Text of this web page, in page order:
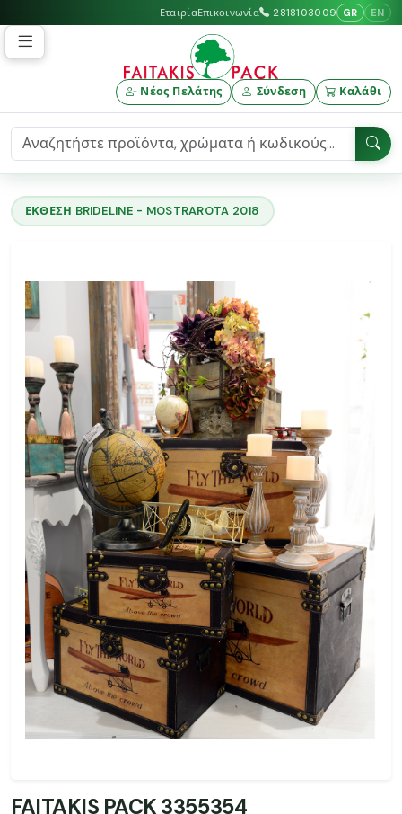
ΕταιρίαΕπικοινωνία 2818103009 GR EN
Νέος Πελάτης Σύνδεση Καλάθι
ΕΚΘΕΣΗ BRIDELINE - MOSTRAROTA 2018
FAITAKIS PACK 3355354